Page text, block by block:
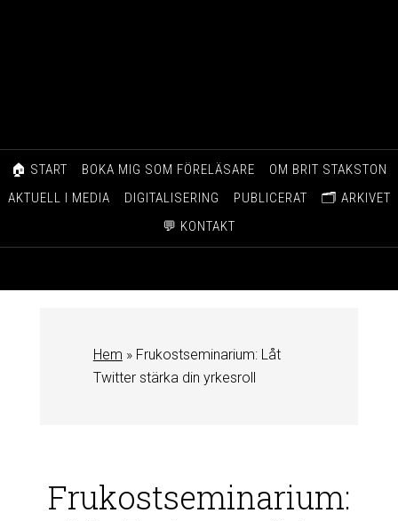
🏠 START BOKA MIG SOM FÖRELÄSARE
OM BRIT STAKSTON
AKTUELL I MEDIA
DIGITALISERING PUBLICERAT
🗂️ ARKIVET
💬 KONTAKT
Hem » Frukostseminarium: Låt
Twitter stärka din yrkesroll
Frukostseminarium: